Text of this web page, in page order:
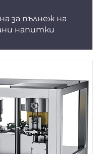
за пълнеж на
напитки